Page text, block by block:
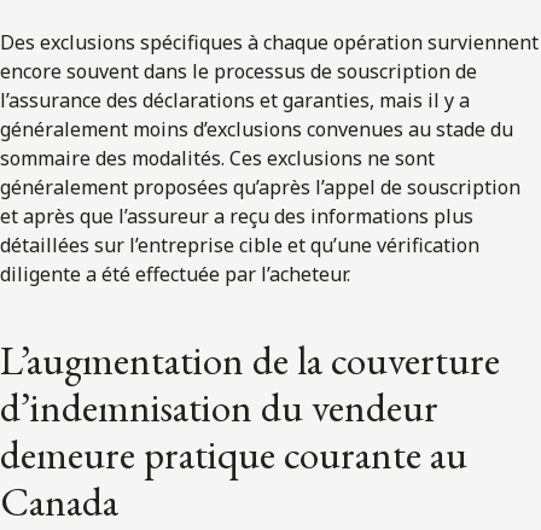
Des exclusions spécifiques à chaque opération surviennent
encore souvent dans le processus de souscription de
l’assurance des déclarations et garanties, mais il y a
généralement moins d’exclusions convenues au stade du
sommaire des modalités. Ces exclusions ne sont
généralement proposées qu’après l’appel de souscription
et après que l’assureur a reçu des informations plus
détaillées sur l’entreprise cible et qu’une vérification
diligente a été effectuée par l’acheteur.
L’augmentation de la couverture
d’indemnisation du vendeur
demeure pratique courante au
Canada